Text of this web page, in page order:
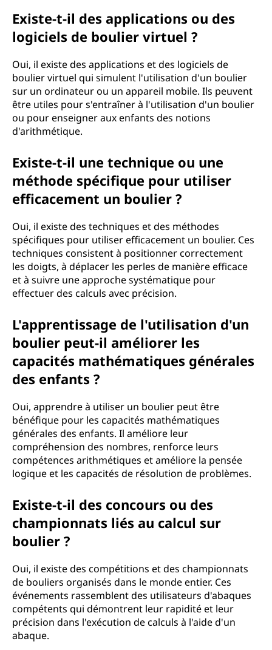
Existe-t-il des applications ou des
logiciels de boulier virtuel ?
Oui, il existe des applications et des logiciels de
boulier virtuel qui simulent l'utilisation d'un boulier
sur un ordinateur ou un appareil mobile. Ils peuvent
être utiles pour s'entraîner à l'utilisation d'un boulier
ou pour enseigner aux enfants des notions
d'arithmétique.
Existe-t-il une technique ou une
méthode spécifique pour utiliser
efficacement un boulier ?
Oui, il existe des techniques et des méthodes
spécifiques pour utiliser efficacement un boulier. Ces
techniques consistent à positionner correctement
les doigts, à déplacer les perles de manière efficace
et à suivre une approche systématique pour
effectuer des calculs avec précision.
L'apprentissage de l'utilisation d'un
boulier peut-il améliorer les
capacités mathématiques générales
des enfants ?
Oui, apprendre à utiliser un boulier peut être
bénéfique pour les capacités mathématiques
générales des enfants. Il améliore leur
compréhension des nombres, renforce leurs
compétences arithmétiques et améliore la pensée
logique et les capacités de résolution de problèmes.
Existe-t-il des concours ou des
championnats liés au calcul sur
boulier ?
Oui, il existe des compétitions et des championnats
de bouliers organisés dans le monde entier. Ces
événements rassemblent des utilisateurs d'abaques
compétents qui démontrent leur rapidité et leur
précision dans l'exécution de calculs à l'aide d'un
abaque.